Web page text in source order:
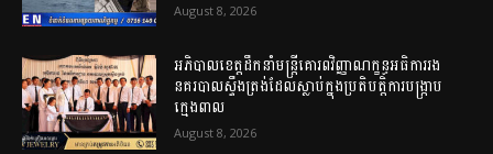
August 8, 2026
អភិបាលខេត្តដឹកនាំមន្ត្រីគោរពវិញ្ញាណក្ខន្ធអធិការរង
នគរបាលស្ទឹងត្រង់ដែលស្លាប់ក្នុងប្រតិបត្តិការបង្ក្រាប
ក្មេងពាល
August 8, 2026